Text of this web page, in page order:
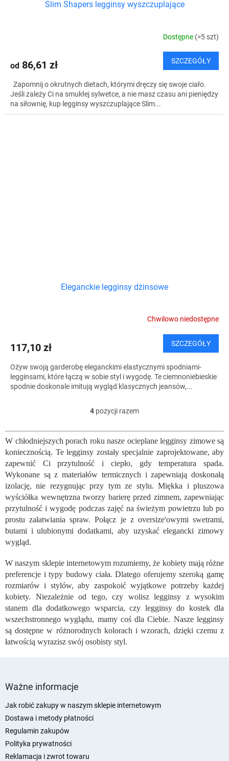
Slim Shapers legginsy wyszczuplające
Dostępne (>5 szt)
od 86,61 zł SZCZEGÓŁY
Zapomnij o okrutnych dietach, którymi dręczy się swoje ciało.
Jeśli zależy Ci na smukłej sylwetce, a nie masz czasu ani pieniędzy
na siłownię, kup legginsy wyszczuplające Slim...
Eleganckie legginsy dżinsowe
Chwilowo niedostępne
117,10 zł SZCZEGÓŁY
Ożyw swoją garderobę eleganckimi elastycznymi spodniami-
legginsami, które łączą w sobie styl i wygodę. Te ciemnoniebieskie
spodnie doskonale imitują wygląd klasycznych jeansów,...
K
n
t
r
o
l
k
l
i
s
4 pozycji razem
W chłodniejszych porach roku nasze ocieplane legginsy zimowe są
koniecznością. Te legginsy zostały specjalnie zaprojektowane, aby
zapewnić Ci przytulność i ciepło, gdy temperatura spada.
Wykonane są z materiałów termicznych i zapewniają doskonałą
izolację, nie rezygnując przy tym ze stylu. Miękka i pluszowa
wyściółka wewnętrzna tworzy barierę przed zimnem, zapewniając
przytulność i wygodę podczas zajęć na świeżym powietrzu lub po
prostu załatwiania spraw. Połącz je z oversize'owymi swetrami,
butami i ulubionymi dodatkami, aby uzyskać elegancki zimowy
wygląd.
W naszym sklepie internetowym rozumiemy, że kobiety mają różne
preferencje i typy budowy ciała. Dlatego oferujemy szeroką gamę
rozmiarów i stylów, aby zaspokoić wyjątkowe potrzeby każdej
kobiety. Niezależnie od tego, czy wolisz legginsy z wysokim
stanem dla dodatkowego wsparcia, czy legginsy do kostek dla
wszechstronnego wyglądu, mamy coś dla Ciebie. Nasze legginsy
są dostępne w różnorodnych kolorach i wzorach, dzięki czemu z
łatwością wyrazisz swój osobisty styl.
Ważne informacje
Jak robić zakupy w naszym sklepie internetowym
Dostawa i metody płatności
Regulamin zakupów
Polityka prywatności
Reklamacja i zwrot towaru